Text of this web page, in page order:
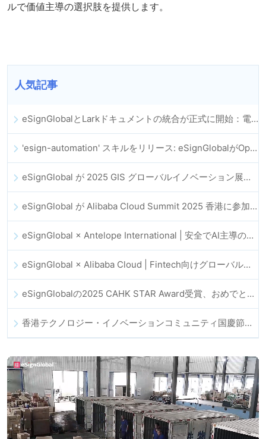
ルで価値主導の選択肢を提供します。
人気記事
eSignGlobalとLarkドキュメントの統合が正式に開始：電子契約の署名とアーカイブの全プロセスを自動化
'esign-automation' スキルをリリース: eSignGlobalがOpenClawの電子署名自動化を支援
eSignGlobal が 2025 GIS グローバルイノベーション展に登場
eSignGlobal が Alibaba Cloud Summit 2025 香港に参加し、AI 主導のクラウドイノベーションとデジタルトラストを推進
eSignGlobal × Antelope International | 安全でAI主導のデジタルワークフローを推進
eSignGlobal × Alibaba Cloud | Fintech向けグローバルなデジタルトラスト強化に向けて連携
eSignGlobalの2025 CAHK STAR Award受賞、おめでとうございます！
香港テクノロジー・イノベーションコミュニティ国慶節ディナー